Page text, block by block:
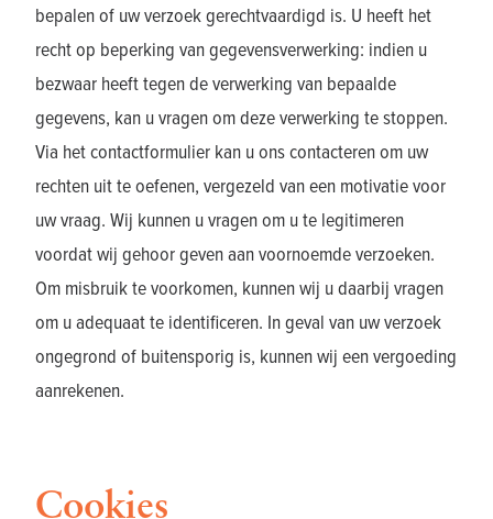
bepalen of uw verzoek gerechtvaardigd is. U heeft het
recht op beperking van gegevensverwerking: indien u
bezwaar heeft tegen de verwerking van bepaalde
gegevens, kan u vragen om deze verwerking te stoppen.
Via het contactformulier kan u ons contacteren om uw
rechten uit te oefenen, vergezeld van een motivatie voor
uw vraag. Wij kunnen u vragen om u te legitimeren
voordat wij gehoor geven aan voornoemde verzoeken.
Om misbruik te voorkomen, kunnen wij u daarbij vragen
om u adequaat te identificeren. In geval van uw verzoek
ongegrond of buitensporig is, kunnen wij een vergoeding
aanrekenen.
Cookies